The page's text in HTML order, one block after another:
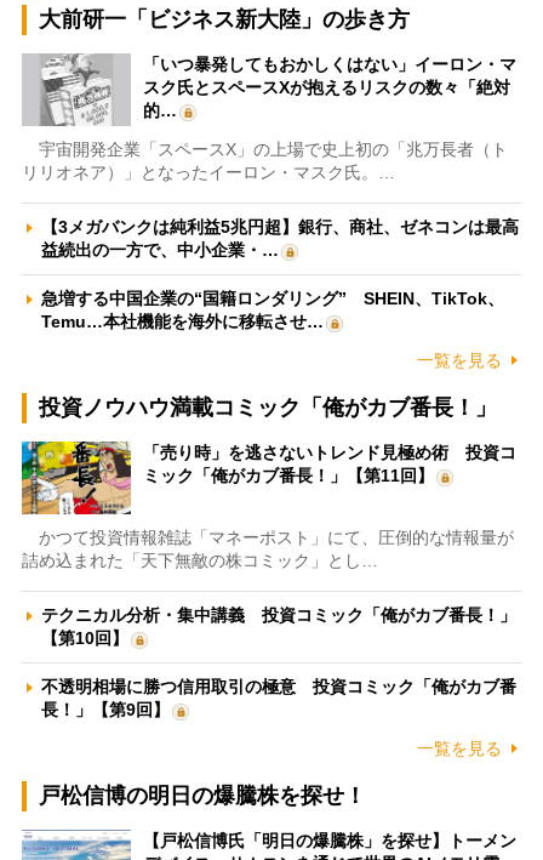
大前研一「ビジネス新大陸」の歩き方
「いつ暴発してもおかしくはない」イーロン・マ
スク氏とスペースXが抱えるリスクの数々「絶対
的…
宇宙開発企業「スペースX」の上場で史上初の「兆万長者（ト
リリオネア）」となったイーロン・マスク氏。…
【3メガバンクは純利益5兆円超】銀行、商社、ゼネコンは最高
益続出の一方で、中小企業・…
急増する中国企業の“国籍ロンダリング” SHEIN、TikTok、
Temu…本社機能を海外に移転させ…
一覧を見る
投資ノウハウ満載コミック「俺がカブ番長！」
「売り時」を逃さないトレンド見極め術 投資コ
ミック「俺がカブ番長！」【第11回】
かつて投資情報雑誌「マネーポスト」にて、圧倒的な情報量が
詰め込まれた「天下無敵の株コミック」とし…
テクニカル分析・集中講義 投資コミック「俺がカブ番長！」
【第10回】
不透明相場に勝つ信用取引の極意 投資コミック「俺がカブ番
長！」【第9回】
一覧を見る
戸松信博の明日の爆騰株を探せ！
【戸松信博氏「明日の爆騰株」を探せ】トーメン